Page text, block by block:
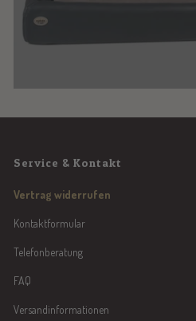
Service & Kontakt
Vertrag widerrufen
Kontaktformular
Telefonberatung
FAQ
Versandinformationen